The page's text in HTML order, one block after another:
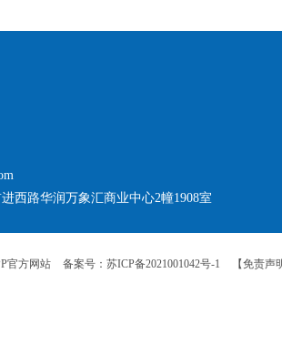
西路华润万象汇商业中心2幢1908室
官方网站 备案号：苏ICP备2021001042号-1 【免责声